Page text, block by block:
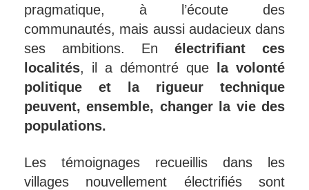
pragmatique, à l’écoute des
communautés, mais aussi audacieux dans
ses ambitions. En électrifiant ces
localités, il a démontré que la volonté
politique et la rigueur technique
peuvent, ensemble, changer la vie des
populations.
Les témoignages recueillis dans les
villages nouvellement électrifiés sont